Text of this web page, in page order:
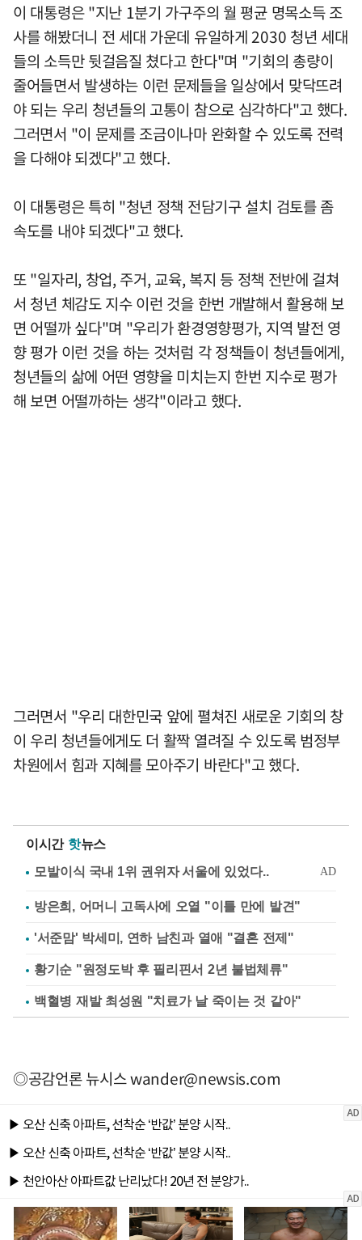
이 대통령은 "지난 1분기 가구주의 월 평균 명목소득 조
사를 해봤더니 전 세대 가운데 유일하게 2030 청년 세대
들의 소득만 뒷걸음질 쳤다고 한다"며 "기회의 총량이
줄어들면서 발생하는 이런 문제들을 일상에서 맞닥뜨려
야 되는 우리 청년들의 고통이 참으로 심각하다"고 했다.
그러면서 "이 문제를 조금이나마 완화할 수 있도록 전력
을 다해야 되겠다"고 했다.
이 대통령은 특히 "청년 정책 전담기구 설치 검토를 좀
속도를 내야 되겠다"고 했다.
또 "일자리, 창업, 주거, 교육, 복지 등 정책 전반에 걸쳐
서 청년 체감도 지수 이런 것을 한번 개발해서 활용해 보
면 어떨까 싶다"며 "우리가 환경영향평가, 지역 발전 영
향 평가 이런 것을 하는 것처럼 각 정책들이 청년들에게,
청년들의 삶에 어떤 영향을 미치는지 한번 지수로 평가
해 보면 어떨까하는 생각"이라고 했다.
그러면서 "우리 대한민국 앞에 펼쳐진 새로운 기회의 창
이 우리 청년들에게도 더 활짝 열려질 수 있도록 범정부
차원에서 힘과 지혜를 모아주기 바란다"고 했다.
이시간 핫뉴스
방은희, 어머니 고독사에 오열 "이틀 만에 발견"
'서준맘' 박세미, 연하 남친과 열애 "결혼 전제"
황기순 "원정도박 후 필리핀서 2년 불법체류"
백혈병 재발 최성원 "치료가 날 죽이는 것 같아"
◎공감언론 뉴시스wander@newsis.com